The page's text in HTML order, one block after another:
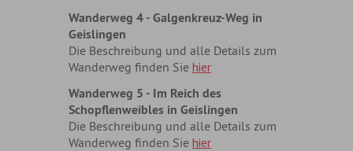
Wanderweg 4 - Galgenkreuz-Weg in
Geislingen
Die Beschreibung und alle Details zum
Wanderweg finden Sie hier
Wanderweg 5 - Im Reich des
Schopflenweibles in Geislingen
Die Beschreibung und alle Details zum
Wanderweg finden Sie hier